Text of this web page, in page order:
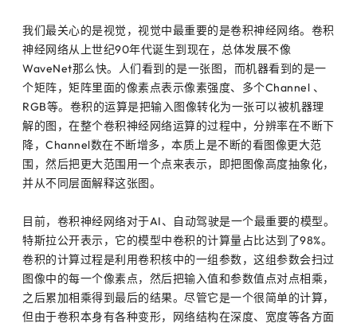
我们最关心的是视觉，视觉中最重要的是卷积神经网络。卷积
神经网络从上世纪90年代诞生到现在，总体发展不像
WaveNet那么快。人们看到的是一张图，而机器看到的是一
个矩阵，矩阵里面的像素点表示像素强度、多个Channel 、
RGB等。卷积的运算是把输入图像转化为一张可以被机器理
解的图，在整个卷积神经网络运算的过程中，分辨率在不断下
降，Channel数在不断增多，本质上是不断的看图像更大范
围，然后把更大范围用一个点来表示，即把图像高度抽象化，
并从不同层面解释这张图。
目前，卷积神经网络对于AI、自动驾驶是一个最重要的模型。
特斯拉公开表示，它的模型中卷积的计算量占比达到了98%。
卷积的计算过程是利用卷积核中的一组参数，这组参数会扫过
图像中的每一个像素点，然后把输入值和参数值点对点相乘，
之后累加相乘得到最后的结果。尽管它是一个很简单的计算，
但由于卷积本身有各种变形，网络结构在深度、宽度等各方面